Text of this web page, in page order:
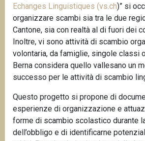
Echanges Linguistiques (vs.ch)” si
organizzare scambi sia tra le due
Cantone, sia con realtà al di fuori dei
Inoltre, vi sono attività di scambio
volontaria, da famiglie, singole classi
Berna considera quello vallesano un
successo per le attività di scambio
Questo progetto si propone di
esperienze di organizzazione e
forme di scambio scolastico durante
dell’obbligo e di identificarne